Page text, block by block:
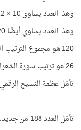
وهذا العدد يساوي 10 × 12 × 26
وهذا العدد يساوي أيضًا 120 × 26
120 هو مجموع الترتيب الهجائي لأحرف (وَلَيَالٍ عَشْرٍ).
26 هو ترتيب سورة الشعراء نفسها في المصحف!
تأمّل عظمة النسيج
تأمّل العدد 188 من جديد..